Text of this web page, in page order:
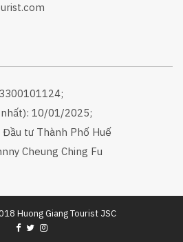
10/01/2025;
Đầu tư Thành Phố Huế
Cheung Ching Fu
Huong Giang Tourist JSC